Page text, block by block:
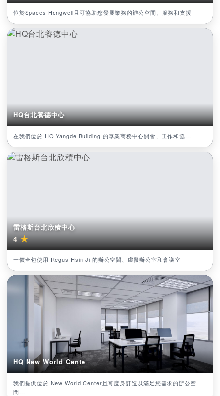
位於Spaces Hongwell且可協助您發展業務的辦公空間、服務和支援
HQ台北養德中心
在我們位於 HQ Yangde Building 的專業商務中心開會、工作和協...
雷格斯台北欣積中心
4★
一價全包使用 Regus Hsin Ji 的辦公空間、虛擬辦公室和會議室
HQ New World Cente
我們提供位於 New World Center且可度身訂造以滿足您需求的辦公空
間...